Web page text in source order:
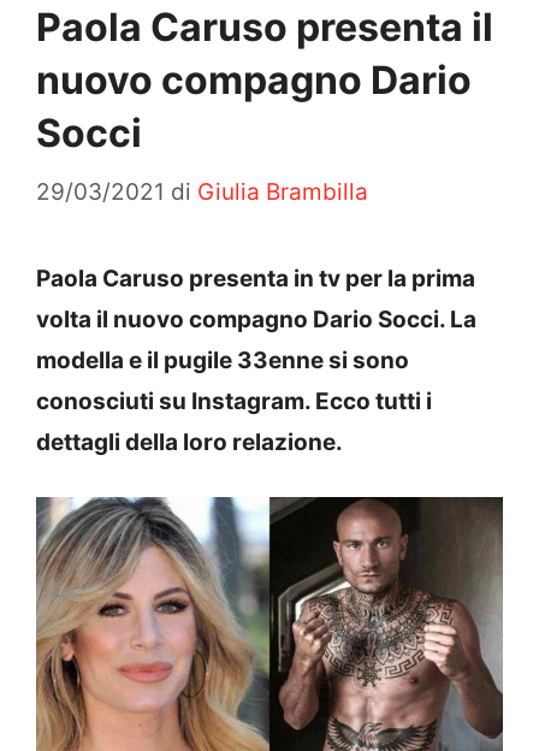
Paola Caruso presenta il
nuovo compagno Dario
Socci
29/03/2021 di Giulia Brambilla
Paola Caruso presenta in tv per la prima
volta il nuovo compagno Dario Socci. La
modella e il pugile 33enne si sono
conosciuti su Instagram. Ecco tutti i
dettagli della loro relazione.